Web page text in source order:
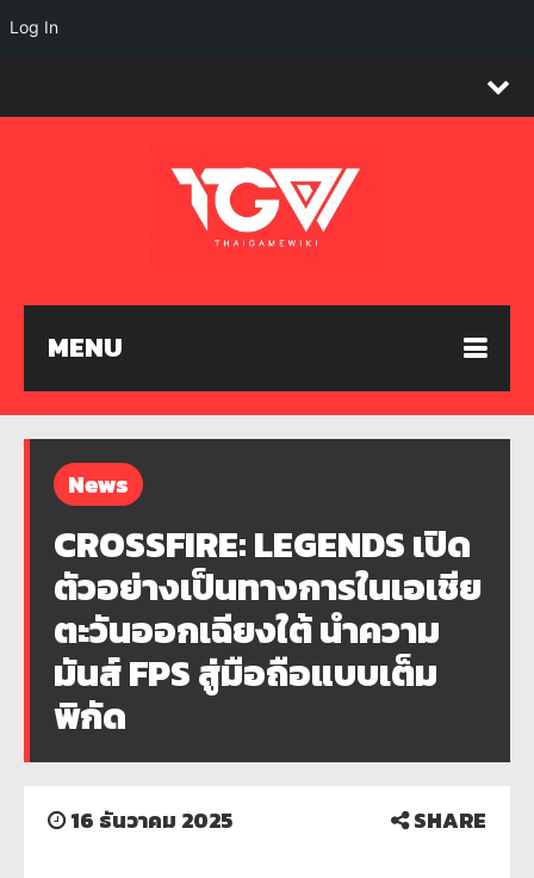
MENU
News
CROSSFIRE: LEGENDS เปิด
ตัวอย่างเป็นทางการในเอเชีย
ตะวันออกเฉียงใต้ นำความ
มันส์ FPS สู่มือถือแบบเต็ม
พิกัด
16 ธันวาคม 2025 SHARE
Log In